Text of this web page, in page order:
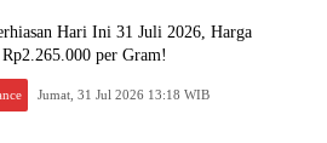
Hari Ini 31 Juli 2026, Harga
per Gram!
Jumat, 31 Jul 2026 13:18 WIB